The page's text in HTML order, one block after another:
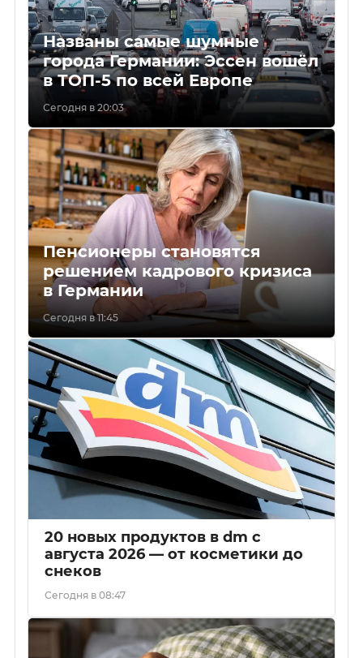
Названы самые шумные
города Германии: Эссен вошёл
в ТОП-5 по всей Европе
Сегодня в 20:03
Пенсионеры становятся
решением кадрового кризиса
в Германии
Сегодня в 11:45
20 новых продуктов в dm с
августа 2026 — от косметики до
снеков
Сегодня в 08:47